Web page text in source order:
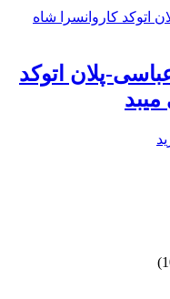
پلان اتوکد